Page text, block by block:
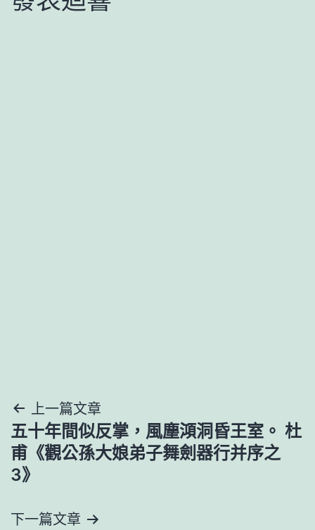
文
章
導
覽
上一篇文章
五十年間似反掌，風塵澒洞昏王室。 杜
甫《觀公孫大娘弟子舞劍器行并序之
3》
下一篇文章